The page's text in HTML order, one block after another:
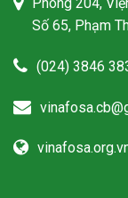
Số 65, Phạm
(024) 3846